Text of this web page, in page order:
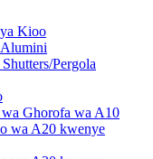
Kioo
Pergola
Ghorofa wa A10
wa A20 kwenye